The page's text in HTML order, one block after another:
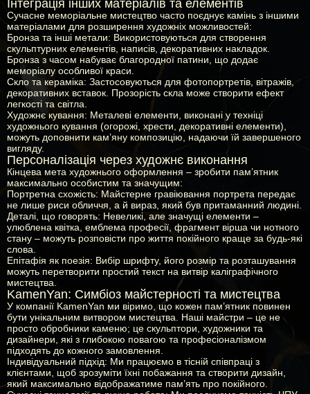
Інтеграція інших матеріалів та елементів
Сучасне меморіальне мистецтво часто поєднує камінь з іншими
матеріалами для розширення художніх можливостей:
Бронза та інші метали: Використовуються для створення
скульптурних елементів, написів, декоративних накладок.
Бронза з часом набуває благородної патини, що додає
меморіалу особливої краси.
Скло та кераміка: Застосовуються для фотопортретів, вітражів,
декоративних вставок. Прозорість скла може створити ефект
легкості та світла.
Художнє кування: Металеві елементи, виконані у техніці
художнього кування (огорожі, хрести, декоративні елементи),
можуть доповнити кам’яну композицію, надаючи їй завершеного
вигляду.
Персоналізація через художнє виконання
Кінцева мета художнього оформлення – зробити пам’ятник
максимально особистим та значущим:
Портретна схожість: Майстерне гравіювання портрета передає
не лише риси обличчя, а й вираз, який був притаманний людині.
Деталі, що говорять: Невеликі, але значущі елементи –
улюблена квітка, емблема професії, фрагмент вірша чи нотного
стану – можуть розповісти про життя покійного краще за будь-які
слова.
Епітафія як поезія: Вибір шрифту, його розмір та розташування
можуть перетворити простий текст на витвір каліграфічного
мистецтва.
KamenYan: Симбіоз майстерності та мистецтва
У компанії KamenYan ми віримо, що кожен пам’ятник повинен
бути унікальним витвором мистецтва. Наші майстри – це не
просто обробники каменю; це скульптори, художники та
дизайнери, які з глибокою повагою та професіоналізмом
підходять до кожного замовлення.
Індивідуальний підхід: Ми працюємо в тісній співпраці з
клієнтами, щоб зрозуміти їхні побажання та створити дизайн,
який максимально відображатиме пам’ять про покійного.